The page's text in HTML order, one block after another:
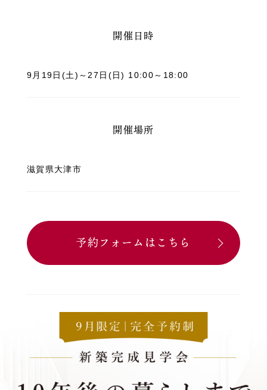
開催日時
9月19日(土)～27日(日) 10:00～18:00
開催場所
滋賀県大津市
予約フォームはこちら